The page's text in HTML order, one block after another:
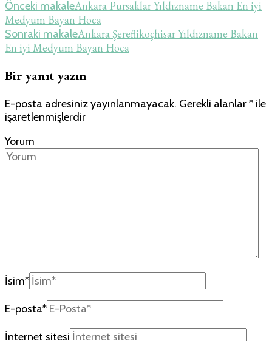
Önceki makaleAnkara Pursaklar Yıldızname Bakan En iyi
Medyum Bayan Hoca
Sonraki makaleAnkara Şereflikoçhisar Yıldızname Bakan
En iyi Medyum Bayan Hoca
Bir yanıt yazın
E-posta adresiniz yayınlanmayacak. Gerekli alanlar* ile
işaretlenmişlerdir
Yorum
İsim*
E-posta*
İnternet sitesi